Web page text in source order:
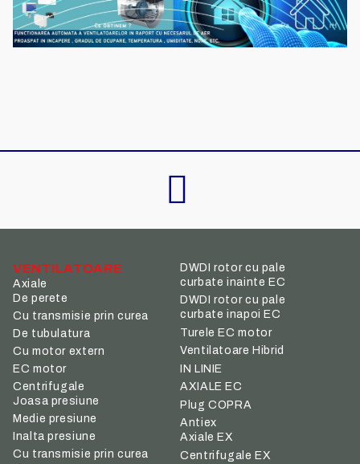
VENTILATOARE
Axiale
De perete
Cu transmisie prin curea
De tubulatura
Cu motor extern
EC motor
Centrifugale
Joasa presiune
Medie presiune
Inalta presiune
Cu transmisie prin curea
DWDI rotor cu pale
curbate inainte EC
DWDI rotor cu pale
curbate inapoi EC
Turele EC motor
Ventilatoare Hibrid
IN LINIE
AXIALE EC
Plug COPRA
Antiex
Axiale EX
Centrifugale EX